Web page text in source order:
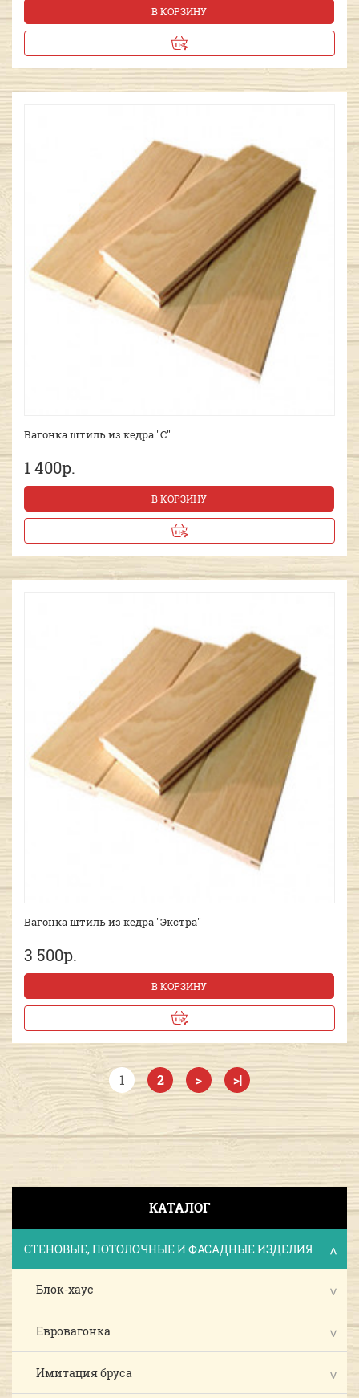
КАТАЛОГ
СТЕНОВЫЕ, ПОТОЛОЧНЫЕ И ФАСАДНЫЕ ИЗДЕЛИЯ
Блок-хаус
Евровагонка
Имитация бруса
В КОРЗИНУ
Вагонка штиль из кедра "С"
1 400р.
В КОРЗИНУ
Вагонка штиль из кедра "Экстра"
3 500р.
В КОРЗИНУ
1 2 > >|